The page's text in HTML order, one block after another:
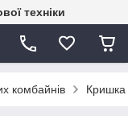
техніки
комбайнів Кришка